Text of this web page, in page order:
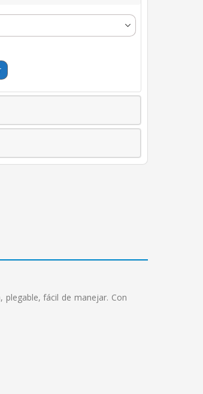
plegable, fácil de manejar. Con